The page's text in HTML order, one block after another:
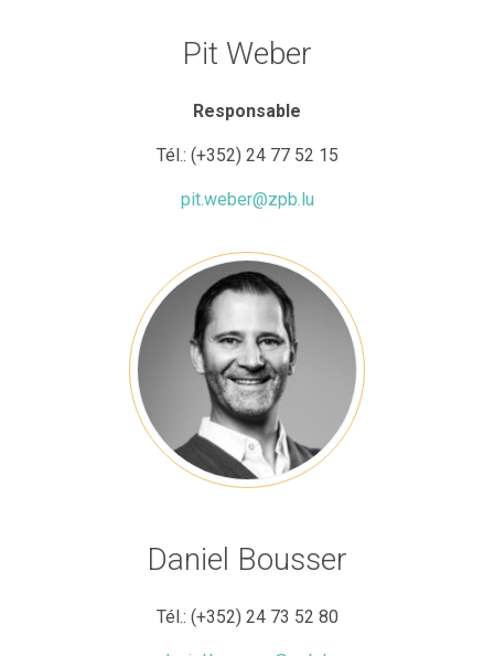
Pit Weber
Responsable
Tél.: (+352) 24 77 52 15
pit.weber@zpb.lu
Daniel Bousser
Tél.: (+352) 24 73 52 80